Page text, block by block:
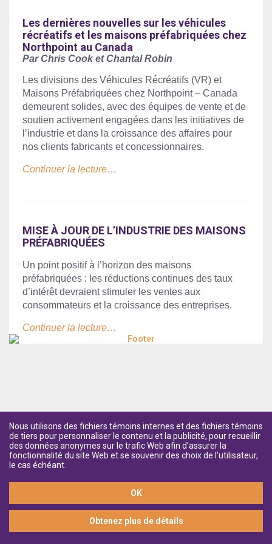
Les dernières nouvelles sur les véhicules
récréatifs et les maisons préfabriquées chez
Northpoint au Canada
Par Chris Cook et Chantal Robin
Les divisions des Véhicules Récréatifs (VR) et
Maisons Préfabriquées chez Northpoint – Canada
demeurent solides, avec des équipes de vente et de
soutien activement engagées dans les initiatives de
l’industrie et dans la croissance des affaires pour
nos clients fabricants et concessionnaires.
Continuer la lecture…
MISE À JOUR DE L’INDUSTRIE DES MAISONS
PRÉFABRIQUÉES
Un point positif à l’horizon des maisons
préfabriquées : les réductions continues des taux
d’intérêt devraient stimuler les ventes aux
consommateurs et la croissance des entreprises.
Continuer la lecture…
Nous utilisons des fichiers témoins internes et des fichiers témoins
de tiers pour personnaliser le contenu et la publicité, pour recueillir
des données anonymes sur le trafic Web afin d'assurer la
fonctionnalité du site Web et se souvenir des choix de l'utilisateur,
le cas échéant.
OK
Obtenez plus de détails